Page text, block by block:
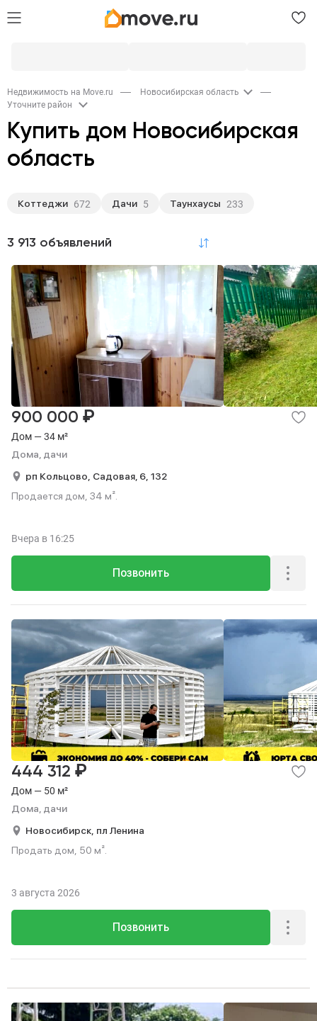
Недвижимость на Move.ru
Новосибирская область
Уточните район
Купить дом Новосибирская
область
Коттеджи 672 Дачи 5 Таунхаусы 233
3 913 объявленийпо релевантности
Дом — 34 м²
Дома, дачи
900 000 ₽
рп Кольцово, Садовая, 6, 132
Продается дом, 34 м².
Позвонить
Вчера в 16:25
Дом — 50 м²
Дома, дачи
444 312 ₽
Новосибирск, пл Ленина
Продать дом, 50 м².
Позвонить
3 августа 2026